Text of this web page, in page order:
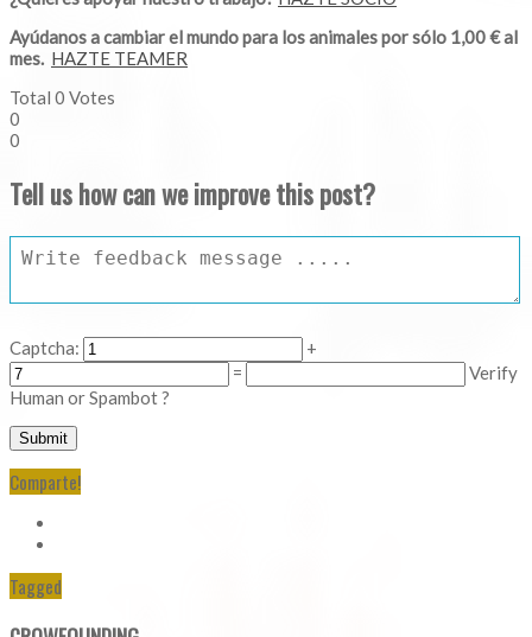
Ayúdanos a cambiar el mundo para los animales por sólo 1,00 € al
mes. HAZTE TEAMER
Total 0 Votes
0
0
Tell us how can we improve this post?
Captcha:
+
=
Verify
Human or Spambot ?
Comparte!
Tagged